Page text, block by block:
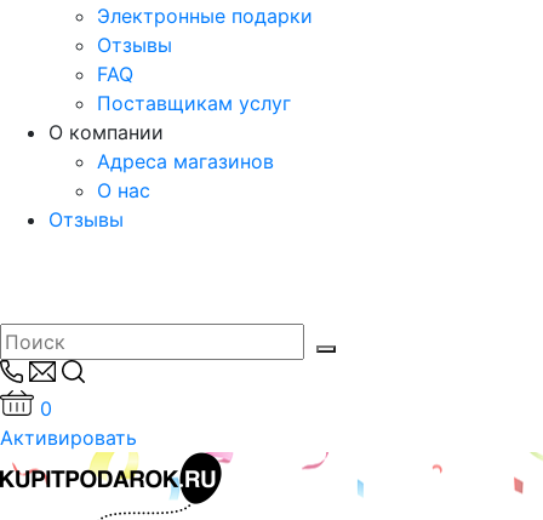
Электронные подарки
Отзывы
FAQ
Поставщикам услуг
О компании
Адреса магазинов
О нас
Отзывы
0
Активировать